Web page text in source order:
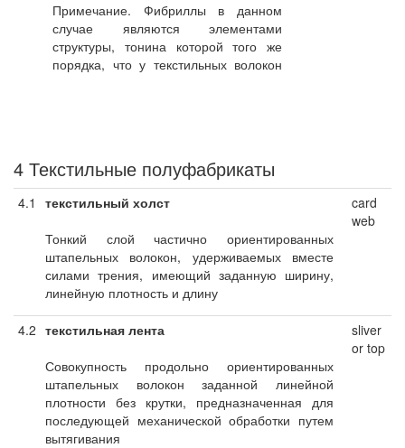
Примечание. Фибриллы в данном
случае являются элементами
структуры, тонина которой того же
порядка, что у текстильных волокон
4 Текстильные полуфабрикаты
4.1
текстильный холст
Тонкий слой частично ориентированных
штапельных волокон, удерживаемых вместе
силами трения, имеющий заданную ширину,
линейную плотность и длину
card
web
4.2 текстильная лента
Совокупность продольно ориентированных
штапельных волокон заданной линейной
плотности без крутки, предназначенная для
последующей механической обработки путем
вытягивания
sliver
or top